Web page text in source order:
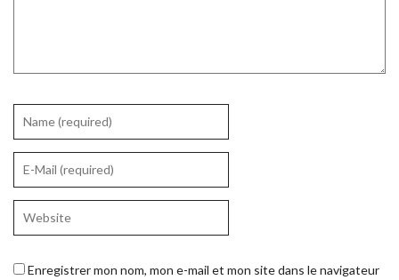
Enregistrer mon nom, mon e-mail et mon site dans le navigateur